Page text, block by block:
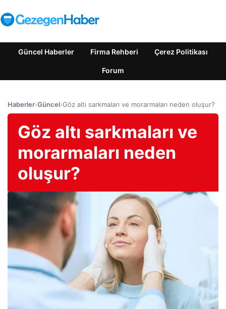
Güncel Haberler Firma Rehberi Çerez Politikası
Forum
Haberler›Güncel›Göz altı sarkmaları ve morarmaları neden oluşur?
Göz altı sarkmaları ve
morarmaları neden
oluşur?